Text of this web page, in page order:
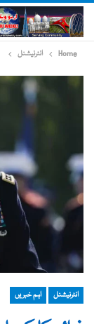
Home انٹرنیشنل
انٹرنیشنل اہم خبریں